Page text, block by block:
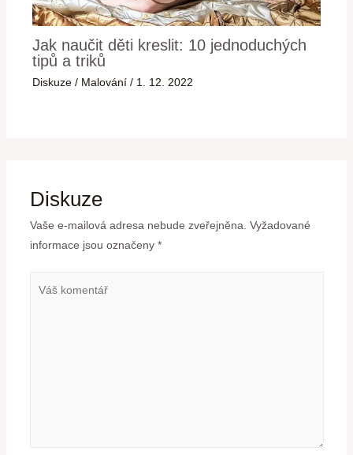
Jak naučit děti kreslit: 10 jednoduchých
tipů a triků
Diskuze / Malování / 1. 12. 2022
Diskuze
Vaše e-mailová adresa nebude zveřejněna. Vyžadované
informace jsou označeny *